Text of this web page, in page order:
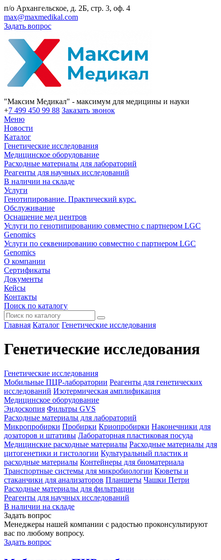
п/о Архангельское, д. 2Б, стр. 3, оф. 4
max@maxmedikal.com
Задать вопрос
"Максим Медикал" - максимум для медицины и науки
+7 499 450 99 88 Заказать звонок
Меню
Новости
Каталог
Генетические исследования
Медицинское оборудование
Расходные материалы для лабораторий
Реагенты для научных исследований
В наличии на складе
Услуги
Генотипирование. Практический курс.
Обслуживание
Оснащение мед центров
Услуги по генотипированию совместно с партнером LGC
Genomics
Услуги по секвенированию совместно с партнером LGC
Genomics
О компании
Сертификаты
Документы
Кейсы
Контакты
Поиск по каталогу
Главная Каталог Генетические исследования
Генетические исследования
Генетические исследования
Мобильные ПЦР-лаборатории Реагенты для генетических
исследований Изотермическая амплификация
Медицинское оборудование
Эндоскопия Фильтры GVS
Расходные материалы для лабораторий
Микропробирки Пробирки Криопробирки Наконечники для
дозаторов и штативы Лабораторная пластиковая посуда
Медицинские расходные материалы Расходные материалы для
цитогенетики и гистологии Культуральный пластик и
расходные материалы Контейнеры для биоматериала
Транспортные системы для микробиологии Кюветы и
стаканчики для анализаторов Планшеты Чашки Петри
Расходные материалы для фильтрации
Реагенты для научных исследований
В наличии на складе
Задать вопрос
Менеджеры нашей компании с радостью проконсультируют
вас по любому вопросу.
Задать вопрос